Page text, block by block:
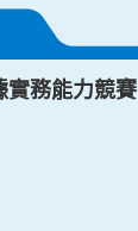
實務能力競賽